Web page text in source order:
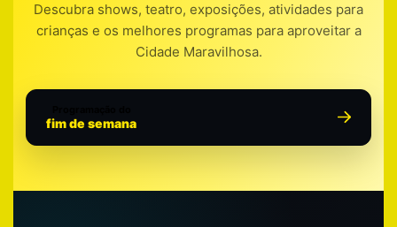
Descubra shows, teatro, exposições, atividades para
crianças e os melhores programas para aproveitar a
Cidade Maravilhosa.
fim de semana